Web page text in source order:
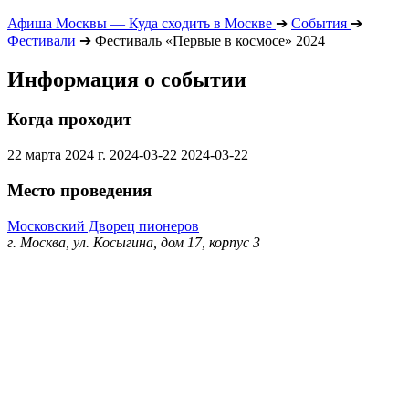
Афиша Москвы — Куда сходить в Москве ➔ События ➔
Фестивали ➔ Фестиваль «Первые в космосе» 2024
Информация о событии
Когда проходит
22 марта 2024 г. 2024-03-22 2024-03-22
Место проведения
Московский Дворец пионеров
г. Москва, ул. Косыгина, дом 17, корпус 3